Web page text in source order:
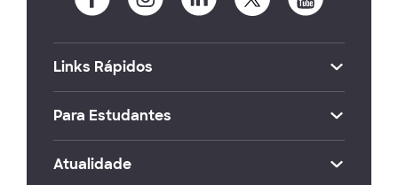
Links Rápidos
Para Estudantes
Atualidade